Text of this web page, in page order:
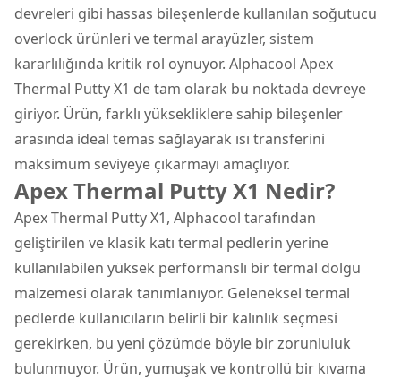
devreleri gibi hassas bileşenlerde kullanılan soğutucu
overlock ürünleri ve termal arayüzler, sistem
kararlılığında kritik rol oynuyor. Alphacool Apex
Thermal Putty X1 de tam olarak bu noktada devreye
giriyor. Ürün, farklı yüksekliklere sahip bileşenler
arasında ideal temas sağlayarak ısı transferini
maksimum seviyeye çıkarmayı amaçlıyor.
Apex Thermal Putty X1 Nedir?
Apex Thermal Putty X1, Alphacool tarafından
geliştirilen ve klasik katı termal pedlerin yerine
kullanılabilen yüksek performanslı bir termal dolgu
malzemesi olarak tanımlanıyor. Geleneksel termal
pedlerde kullanıcıların belirli bir kalınlık seçmesi
gerekirken, bu yeni çözümde böyle bir zorunluluk
bulunmuyor. Ürün, yumuşak ve kontrollü bir kıvama